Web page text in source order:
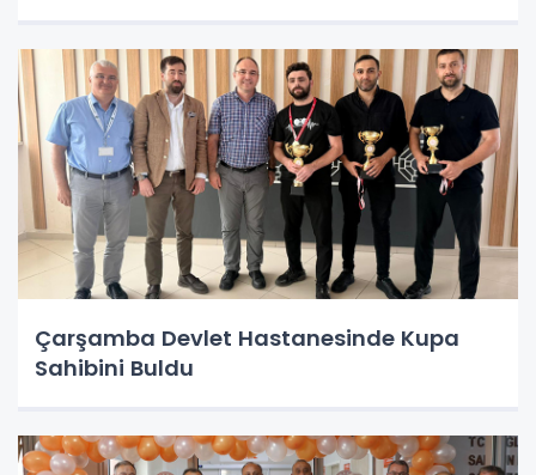
Çarşamba Devlet Hastanesinde Kupa
Sahibini Buldu